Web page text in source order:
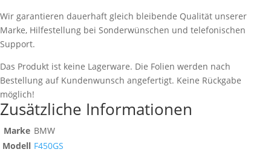
Wir garantieren dauerhaft gleich bleibende Qualität unserer
Marke, Hilfestellung bei Sonderwünschen und telefonischen
Support.
Das Produkt ist keine Lagerware. Die Folien werden nach
Bestellung auf Kundenwunsch angefertigt. Keine Rückgabe
möglich!
Zusätzliche Informationen
Marke BMW
Modell F450GS